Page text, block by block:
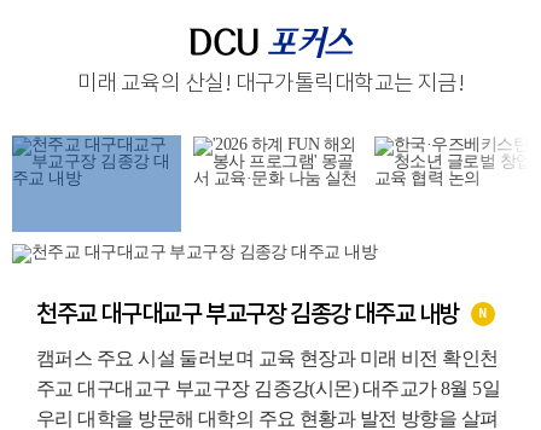
DCU 포커스
미래 교육의 산실 ! 대구가톨릭대학교는 지금!
천주교 대구대교구 부교구장 김종강 대주교 내방 N
캠퍼스 주요 시설 둘러보며 교육 현장과 미래 비전 확인천
주교 대구대교구 부교구장 김종강(시몬) 대주교가 8월 5일
우리 대학을 방문해 대학의 주요 현황과 발전 방향을 살펴